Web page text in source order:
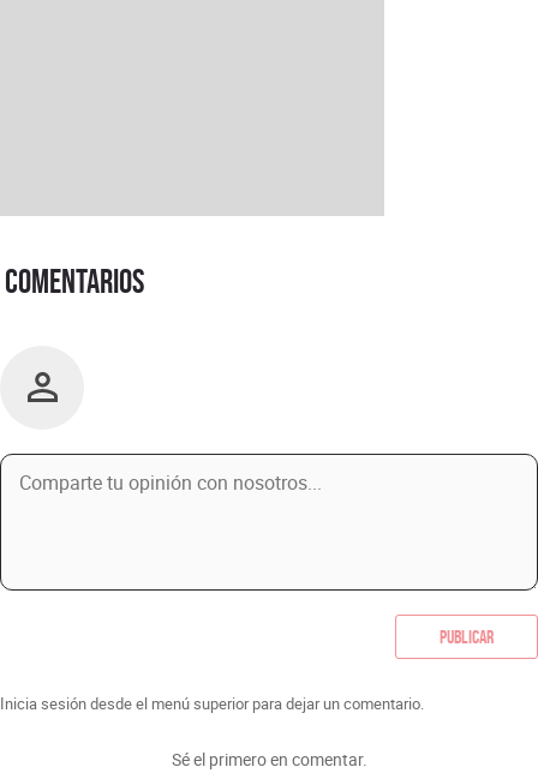
Comentarios
Publicar
Inicia sesión desde el menú superior para dejar un comentario.
Sé el primero en comentar.